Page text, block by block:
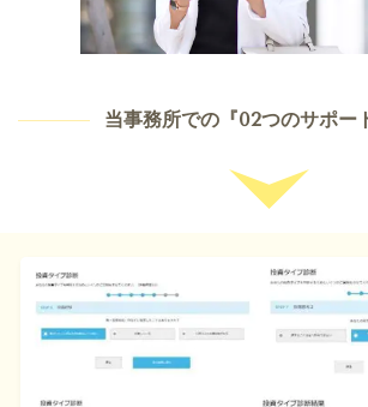
当事務所での『02つのサポー